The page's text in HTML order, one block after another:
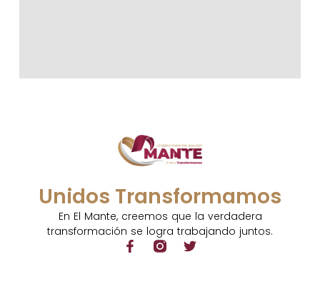
Unidos Transformamos
En El Mante, creemos que la verdadera
transformación se logra trabajando juntos.